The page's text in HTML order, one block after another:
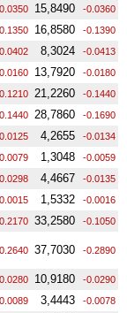
15,8490 -0.0360
16,8580 -0.1390
8,3024 -0.0413
13,7920 -0.0180
21,2260 -0.1440
28,7860 -0.1690
4,2655 -0.0134
1,3048 -0.0059
4,4667 -0.0135
1,5332 -0.0016
33,2580 -0.1050
37,7030 -0.2890
10,9180 -0.0290
3,4443 -0.0078